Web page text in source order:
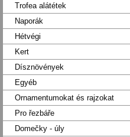
Trofea alátétek
Naporák
Hétvégi
Kert
Dísznövények
Egyéb
Ornamentumokat és rajzokat
Pro řezbáře
Domečky - úly